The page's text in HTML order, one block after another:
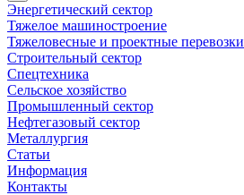
Энергетический сектор
Тяжелое машиностроение
Тяжеловесные и проектные перевозки
Строительный сектор
Спецтехника
Сельское хозяйство
Промышленный сектор
Нефтегазовый сектор
Металлургия
Статьи
Информация
Контакты